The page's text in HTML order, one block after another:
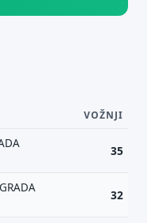
VOŽNJI
35
32